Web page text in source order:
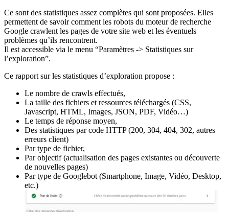
Ce sont des statistiques assez complètes qui sont proposées. Elles
permettent de savoir comment les robots du moteur de recherche
Google crawlent les pages de votre site web et les éventuels
problèmes qu’ils rencontrent.
Il est accessible via le menu “Paramètres -> Statistiques sur
l’exploration”.
Ce rapport sur les statistiques d’exploration propose :
Le nombre de crawls effectués,
La taille des fichiers et ressources téléchargés (CSS,
Javascript, HTML, Images, JSON, PDF, Vidéo…)
Le temps de réponse moyen,
Des statistiques par code HTTP (200, 304, 404, 302, autres
erreurs client)
Par type de fichier,
Par objectif (actualisation des pages existantes ou découverte
de nouvelles pages)
Par type de Googlebot (Smartphone, Image, Vidéo, Desktop,
etc.)